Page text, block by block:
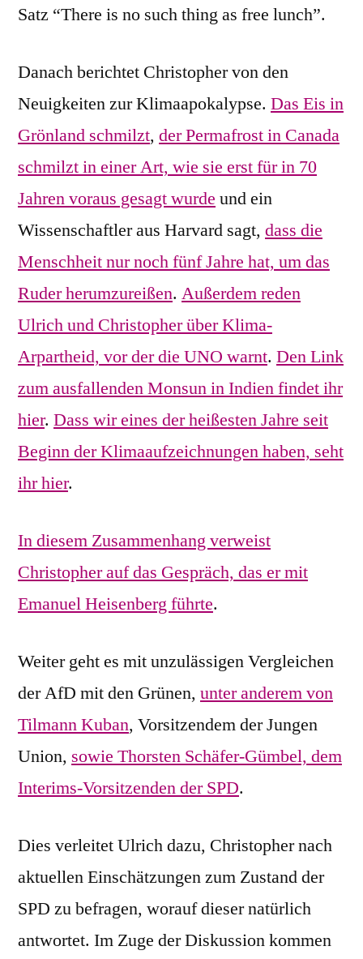
Satz “There is no such thing as free lunch”.
Danach berichtet Christopher von den
Neuigkeiten zur Klimaapokalypse. Das Eis in
Grönland schmilzt, der Permafrost in Canada
schmilzt in einer Art, wie sie erst für in 70
Jahren voraus gesagt wurde und ein
Wissenschaftler aus Harvard sagt, dass die
Menschheit nur noch fünf Jahre hat, um das
Ruder herumzureißen. Außerdem reden
Ulrich und Christopher über Klima-
Arpartheid, vor der die UNO warnt. Den Link
zum ausfallenden Monsun in Indien findet ihr
hier. Dass wir eines der heißesten Jahre seit
Beginn der Klimaaufzeichnungen haben, seht
ihr hier.
In diesem Zusammenhang verweist
Christopher auf das Gespräch, das er mit
Emanuel Heisenberg führte.
Weiter geht es mit unzulässigen Vergleichen
der AfD mit den Grünen, unter anderem von
Tilmann Kuban, Vorsitzendem der Jungen
Union, sowie Thorsten Schäfer-Gümbel, dem
Interims-Vorsitzenden der SPD.
Dies verleitet Ulrich dazu, Christopher nach
aktuellen Einschätzungen zum Zustand der
SPD zu befragen, worauf dieser natürlich
antwortet. Im Zuge der Diskussion kommen